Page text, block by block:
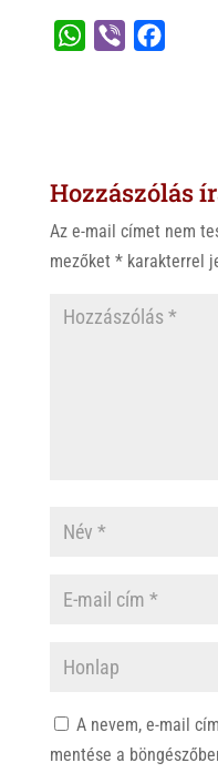
A
p
o
k
Hozzászólás
Az e-mail címet nem
mezőket *karakterrel
A nevem, e-mail
mentése a